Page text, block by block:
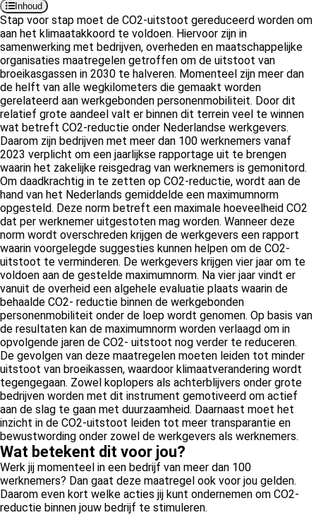
Inhoud
Stap voor stap moet de CO2-uitstoot gereduceerd worden om
aan het klimaatakkoord te voldoen. Hiervoor zijn in
samenwerking met bedrijven, overheden en maatschappelijke
organisaties maatregelen getroffen om de uitstoot van
broeikasgassen in 2030 te halveren. Momenteel zijn meer dan
de helft van alle wegkilometers die gemaakt worden
gerelateerd aan werkgebonden personenmobiliteit. Door dit
relatief grote aandeel valt er binnen dit terrein veel te winnen
wat betreft CO2-reductie onder Nederlandse werkgevers.
Daarom zijn bedrijven met meer dan 100 werknemers vanaf
2023 verplicht om een jaarlijkse rapportage uit te brengen
waarin het zakelijke reisgedrag van werknemers is gemonitord.
Om daadkrachtig in te zetten op CO2-reductie, wordt aan de
hand van het Nederlands gemiddelde een maximumnorm
opgesteld. Deze norm betreft een maximale hoeveelheid CO2
dat per werknemer uitgestoten mag worden. Wanneer deze
norm wordt overschreden krijgen de werkgevers een rapport
waarin voorgelegde suggesties kunnen helpen om de CO2-
uitstoot te verminderen. De werkgevers krijgen vier jaar om te
voldoen aan de gestelde maximumnorm. Na vier jaar vindt er
vanuit de overheid een algehele evaluatie plaats waarin de
behaalde CO2- reductie binnen de werkgebonden
personenmobiliteit onder de loep wordt genomen. Op basis van
de resultaten kan de maximumnorm worden verlaagd om in
opvolgende jaren de CO2- uitstoot nog verder te reduceren.
De gevolgen van deze maatregelen moeten leiden tot minder
uitstoot van broeikassen, waardoor klimaatverandering wordt
tegengegaan. Zowel koplopers als achterblijvers onder grote
bedrijven worden met dit instrument gemotiveerd om actief
aan de slag te gaan met duurzaamheid. Daarnaast moet het
inzicht in de CO2-uitstoot leiden tot meer transparantie en
bewustwording onder zowel de werkgevers als werknemers.
Wat betekent dit voor jou?
Werk jij momenteel in een bedrijf van meer dan 100
werknemers? Dan gaat deze maatregel ook voor jou gelden.
Daarom even kort welke acties jij kunt ondernemen om CO2-
reductie binnen jouw bedrijf te stimuleren.
gebruikt
te
de
Hierdoor
website-
van